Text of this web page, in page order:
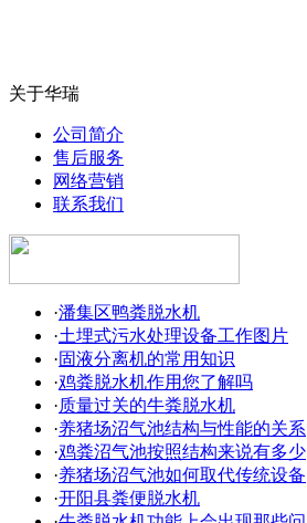
关于华瑞
公司简介
售后服务
网络营销
联系我们
·潘集区鸭粪脱水机
·土埋式污水处理设备工作图片
·固液分离机的常用知识
·鸡粪脱水机作用您了解吗
·质量过关的牛粪脱水机
·养猪场沼气池结构与性能的关系
·鸡粪沼气池按照结构来说有多少
·养猪场沼气池如何取代传统设备
·开阳县粪便脱水机